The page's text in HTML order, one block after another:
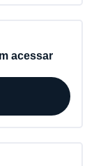
acessar